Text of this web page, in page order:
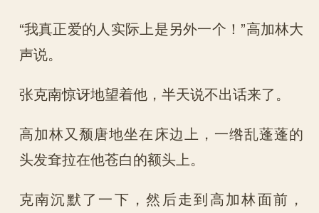
“我真正爱的人实际上是另外一个！”高加林大
声说。
张克南惊讶地望着他，半天说不出话来了。
高加林又颓唐地坐在床边上，一绺乱蓬蓬的
头发耷拉在他苍白的额头上。
克南沉默了一下，然后走到高加林面前，